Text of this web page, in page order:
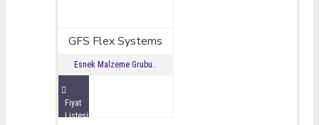
GFS Flex Systems
Esnek Malzeme Grubu..
Fiyat
Listesini